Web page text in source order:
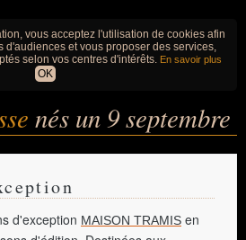
vous acceptez l'utilisation de cookies afin
d'audiences et vous proposer des services,
selon vos centres d'intérêts. En savoir plus
OK
nés un 9 septembre
d'exception MAISON TRAMIS en